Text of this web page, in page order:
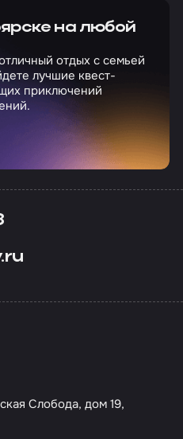
на любой
отдых с семьей
лучшие квест-
приключений
Слобода, дом 19,